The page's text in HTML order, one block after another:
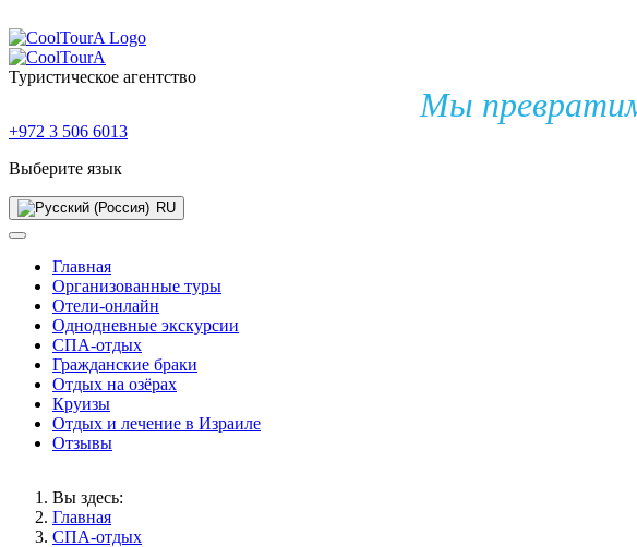
Туристическое агентство
Мы
+972 3 506 6013
Выберите язык
RU
Главная
Организованные туры
Отели-онлайн
Однодневные экскурсии
СПА-отдых
Гражданские браки
Отдых на озёрах
Круизы
Отдых и лечение в Израиле
Отзывы
Вы здесь:
Главная
СПА-отдых